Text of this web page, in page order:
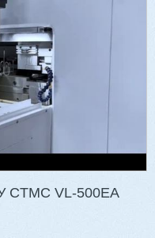
CTMC VL-500EA